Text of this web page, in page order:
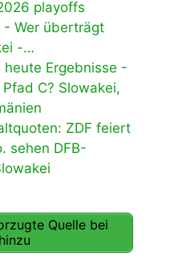
playoffs
Wer überträgt
-…
Ergebnisse -
C? Slowakei,
ZDF feiert
sehen DFB-
Quelle bei